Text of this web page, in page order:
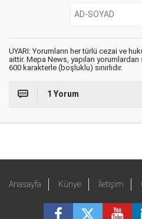
UYARI: Yorumların her türlü cezai ve
aittir. Mepa News, yapılan
600 karakterle (boşluklu) sınırlıdır.
1 Yorum
Anasayfa Künye İletişim